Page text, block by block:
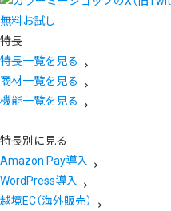
無料お試し
特長
特長一覧を見る
商材一覧を見る
機能一覧を見る
特長別に見る
Amazon Pay導入
WordPress導入
越境EC（海外販売）